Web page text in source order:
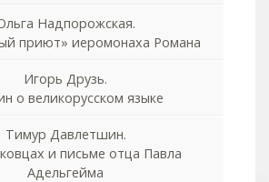
Надпорожская.
приют» иеромонаха Романа
Игорь Друзь.
о великорусском языке
Тимур Давлетшин.
и письме отца Павла
Адельгейма